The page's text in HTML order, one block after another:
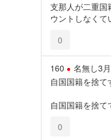
支那人が二重国
ウントしなくて
0
160 名無し3
自国国籍を捨
自国国籍を捨
0